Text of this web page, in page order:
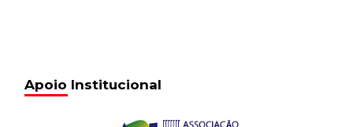
Apoio Institucional